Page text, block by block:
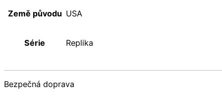
Země původu USA
Série Replika
Bezpečná doprava